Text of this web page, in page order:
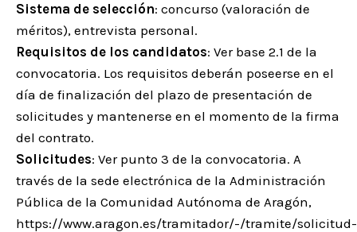
Sistema de selección: concurso (valoración de
méritos), entrevista personal.
Requisitos de los candidatos: Ver base 2.1 de la
convocatoria. Los requisitos deberán poseerse en el
día de finalización del plazo de presentación de
solicitudes y mantenerse en el momento de la firma
del contrato.
Solicitudes: Ver punto 3 de la convocatoria. A
través de la sede electrónica de la Administración
Pública de la Comunidad Autónoma de Aragón,
https://www.aragon.es/tramitador/-/tramite/solicitud-